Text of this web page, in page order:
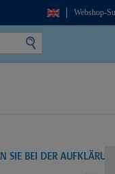
Webshop-
SIE BEI DER AUFKLÄRUNG